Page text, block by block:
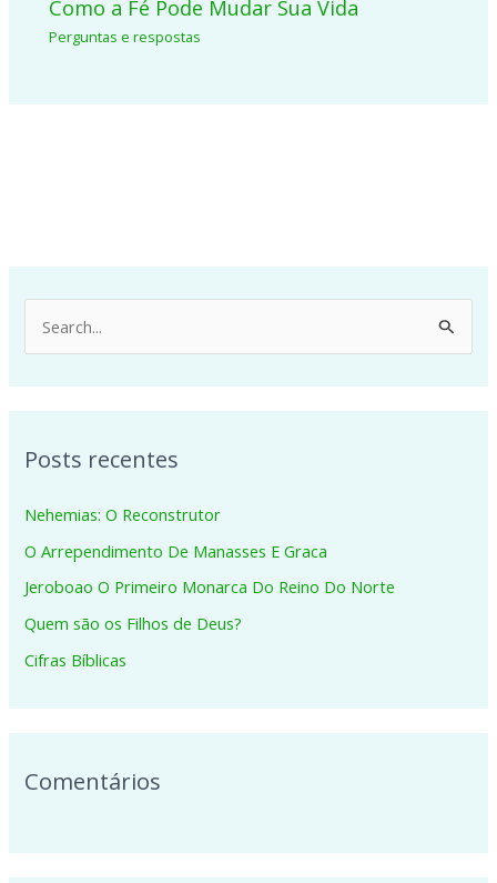
Como a Fé Pode Mudar Sua Vida
Perguntas e respostas
e
u
s
a
r
p
o
Posts recentes
Nehemias: O Reconstrutor
O Arrependimento De Manasses E Graca
Jeroboao O Primeiro Monarca Do Reino Do Norte
Quem são os Filhos de Deus?
Cifras Bíblicas
Comentários